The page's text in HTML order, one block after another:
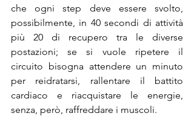
che ogni step deve essere svolto,
possibilmente, in 40 secondi di attività
più 20 di recupero tra le diverse
postazioni; se si vuole ripetere il
circuito bisogna attendere un minuto
per reidratarsi, rallentare il battito
cardiaco e riacquistare le energie,
senza, però, raffreddare i muscoli.